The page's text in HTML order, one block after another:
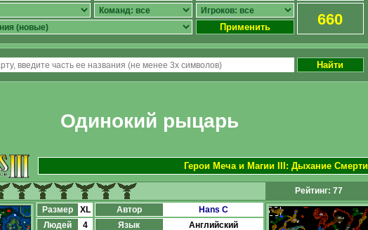
Применить 660
Найти
Одинокий рыцарь
Герои Меча и Магии III: Дыхание Смерти
Рейтинг: 77
Размер
XL Автор
Hans C
Людей
4 Язык
Английский